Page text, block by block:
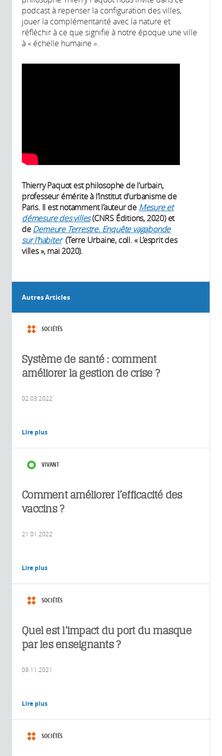
podcast à repenser la configuration des villes,
jouer la complémentarité avec la nature et
réfléchir à ce que signifie à notre époque une ville
à « échelle humaine ».
Thierry Paquot est philosophe de l’urbain,
professeur émérite à l’Institut d’urbanisme de
Paris. Il est notamment l’auteur de Mesure et
démesure des villes(CNRS Éditions, 2020) et
deDemeure Terrestre. Enquête vagabonde
sur l’habiter (Terre Urbaine, coll. « L’esprit des
villes », mai 2020).
Autres Articles
SOCIÉTÉS
Système de santé : comment
améliorer la gestion de crise ?
02.03.2022
Lire plus
VIVANT
Comment améliorer l’efficacité des
vaccins ?
21.01.2022
Lire plus
SOCIÉTÉS
Quel est l’impact du port du masque
par les enseignants ?
09.11.2021
Lire plus
SOCIÉTÉS